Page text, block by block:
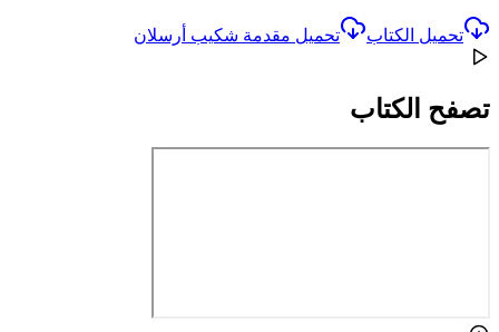
تحميل الكتاب تحميل مقدمة شكيب أرسلان
تصفح الكتاب